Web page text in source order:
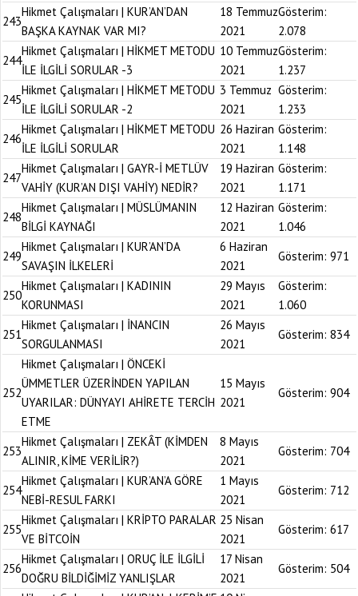
243
Hikmet Çalışmaları | KUR’AN’DAN
BAŞKA KAYNAK VAR MI?
18 Temmuz
2021
Gösterim:
2.078
244
Hikmet Çalışmaları | HİKMET METODU
İLE İLGİLİ SORULAR -3
10 Temmuz
2021
Gösterim:
1.237
245
Hikmet Çalışmaları | HİKMET METODU
İLE İLGİLİ SORULAR -2
3 Temmuz
2021
Gösterim:
1.233
246
Hikmet Çalışmaları | HİKMET METODU
İLE İLGİLİ SORULAR
26 Haziran
2021
Gösterim:
1.148
247
Hikmet Çalışmaları | GAYR-İ METLÜV
VAHİY (KUR’AN DIŞI VAHİY) NEDİR?
19 Haziran
2021
Gösterim:
1.171
248
Hikmet Çalışmaları | MÜSLÜMANIN
BİLGİ KAYNAĞI
12 Haziran
2021
Gösterim:
1.046
249
Hikmet Çalışmaları | KUR’AN’DA
SAVAŞIN İLKELERİ
6 Haziran
2021
Gösterim: 971
250
Hikmet Çalışmaları | KADININ
KORUNMASI
29 Mayıs
2021
Gösterim:
1.060
251
Hikmet Çalışmaları | İNANCIN
SORGULANMASI
26 Mayıs
2021
Gösterim: 834
252
Hikmet Çalışmaları | ÖNCEKİ
ÜMMETLER ÜZERİNDEN YAPILAN
UYARILAR: DÜNYAYI AHİRETE TERCİH
ETME
15 Mayıs
2021
Gösterim: 904
253
Hikmet Çalışmaları | ZEKÂT (KİMDEN
ALINIR, KİME VERİLİR?)
8 Mayıs
2021
Gösterim: 704
254
Hikmet Çalışmaları | KUR’AN’A GÖRE
NEBİ-RESUL FARKI
1 Mayıs
2021
Gösterim: 712
255
Hikmet Çalışmaları | KRİPTO PARALAR
VE BİTCOİN
25 Nisan
2021
Gösterim: 617
256
Hikmet Çalışmaları | ORUÇ İLE İLGİLİ
DOĞRU BİLDİĞİMİZ YANLIŞLAR
17 Nisan
2021
Gösterim: 504